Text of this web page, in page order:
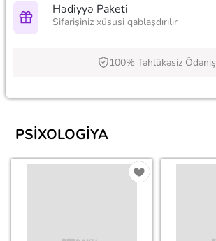
Hədiyyə Paketi
Sifarişiniz xüsusi qablaşdırılır
100% Təhlükəsiz Ödəniş
PSIXOLOGIYA